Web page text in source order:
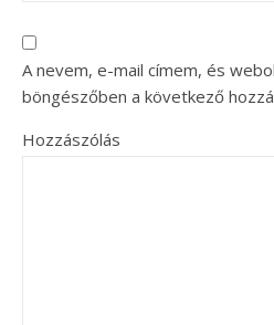
A nevem, e-mail címem, és
böngészőben a következő
Hozzászólás